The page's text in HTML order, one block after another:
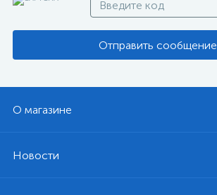
Отправить сообщение
О магазине
Новости